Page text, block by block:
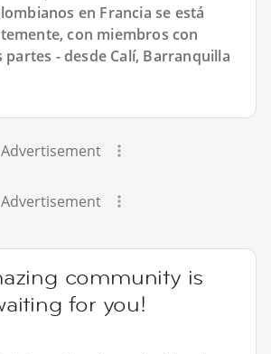
en Francia se está
con miembros con
partes - desde Calí, Barranquilla
Advertisement
Advertisement
community is
for you!